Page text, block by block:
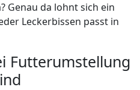
Genau da lohnt sich ein
Leckerbissen passt in
Futterumstellung